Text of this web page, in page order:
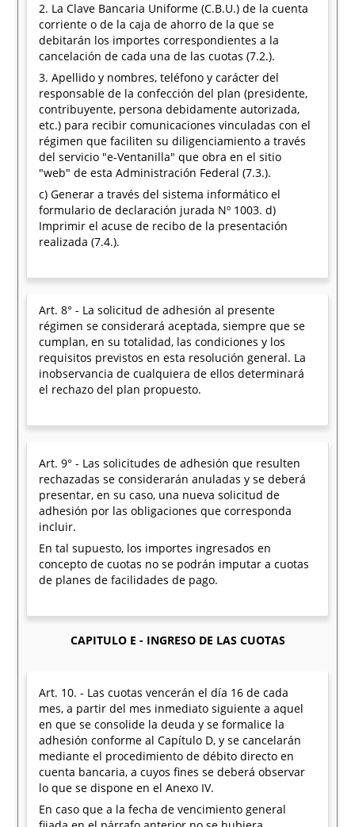
2. La Clave Bancaria Uniforme (C.B.U.) de la cuenta
corriente o de la caja de ahorro de la que se
debitarán los importes correspondientes a la
cancelación de cada una de las cuotas (7.2.).
3. Apellido y nombres, teléfono y carácter del
responsable de la confección del plan (presidente,
contribuyente, persona debidamente autorizada,
etc.) para recibir comunicaciones vinculadas con el
régimen que faciliten su diligenciamiento a través
del servicio "e-Ventanilla" que obra en el sitio
"web" de esta Administración Federal (7.3.).
c) Generar a través del sistema informático el
formulario de declaración jurada Nº 1003. d)
Imprimir el acuse de recibo de la presentación
realizada (7.4.).
Art. 8° - La solicitud de adhesión al presente
régimen se considerará aceptada, siempre que se
cumplan, en su totalidad, las condiciones y los
requisitos previstos en esta resolución general. La
inobservancia de cualquiera de ellos determinará
el rechazo del plan propuesto.
Art. 9° - Las solicitudes de adhesión que resulten
rechazadas se considerarán anuladas y se deberá
presentar, en su caso, una nueva solicitud de
adhesión por las obligaciones que corresponda
incluir.
En tal supuesto, los importes ingresados en
concepto de cuotas no se podrán imputar a cuotas
de planes de facilidades de pago.
CAPITULO E - INGRESO DE LAS CUOTAS
Art. 10. - Las cuotas vencerán el día 16 de cada
mes, a partir del mes inmediato siguiente a aquel
en que se consolide la deuda y se formalice la
adhesión conforme al Capítulo D, y se cancelarán
mediante el procedimiento de débito directo en
cuenta bancaria, a cuyos fines se deberá observar
lo que se dispone en el Anexo IV.
En caso que a la fecha de vencimiento general